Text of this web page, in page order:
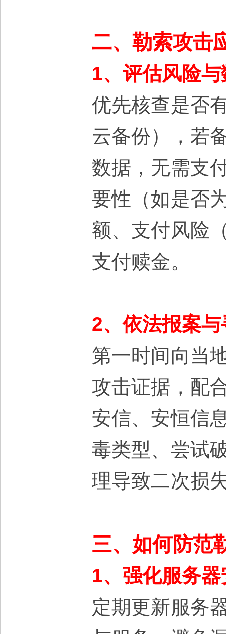
二、勒索攻击
1、评估风险
优先核查是否
云备份），若
数据，无需支
要性（如是否
额、支付风险
支付赎金。
2、依法报案
第一时间向当
攻击证据，配
安信、安恒信
毒类型、尝试
理导致二次损
三、如何防范
1、强化服务
定期更新服务